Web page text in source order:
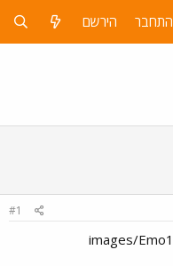
התחבר הירשם
#1